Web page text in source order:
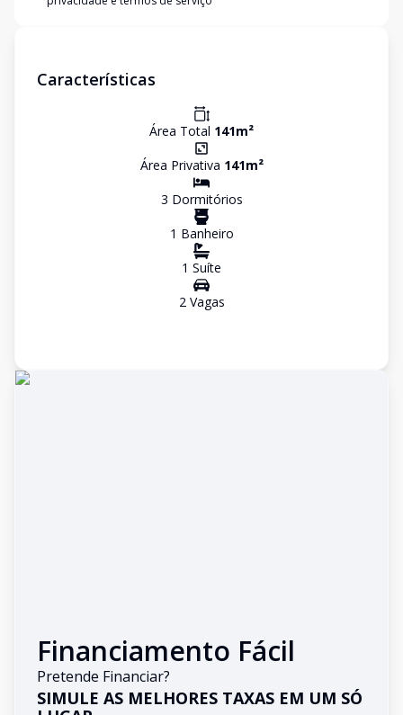
Características
Área Total 141m²
Área Privativa 141m²
3 Dormitórios
1 Banheiro
1 Suíte
2Vagas
Financiamento Fácil
Pretende Financiar?
SIMULE AS MELHORES TAXAS EM UM SÓ